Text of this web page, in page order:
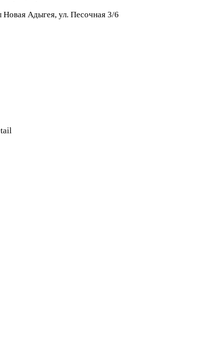
Новая Адыгея, ул. Песочная 3/6